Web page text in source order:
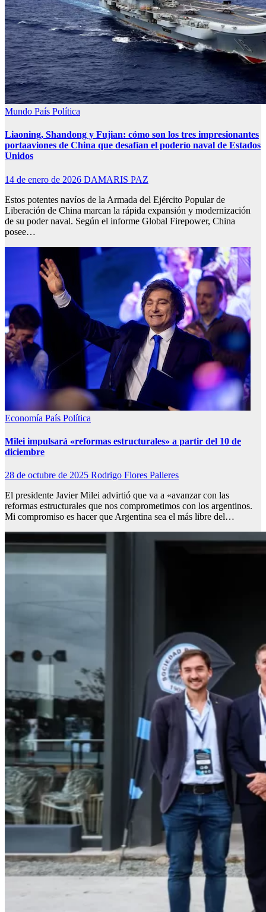
Mundo País Política
Liaoning, Shandong y Fujian: cómo son los tres impresionantes
portaaviones de China que desafían el poderío naval de Estados
Unidos
14 de enero de 2026 DAMARIS PAZ
Estos potentes navíos de la Armada del Ejército Popular de
Liberación de China marcan la rápida expansión y modernización
de su poder naval. Según el informe Global Firepower, China
posee…
Economía País Política
Milei impulsará «reformas estructurales» a partir del 10 de
diciembre
28 de octubre de 2025 Rodrigo Flores Palleres
El presidente Javier Milei advirtió que va a «avanzar con las
reformas estructurales que nos comprometimos con los argentinos.
Mi compromiso es hacer que Argentina sea el más libre del…